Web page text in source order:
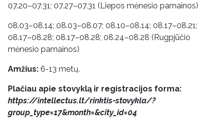
07.20–07.31; 07.27–07.31 (Liepos mėnesio pamainos)
08.03–08.14; 08.03–08.07; 08.10–08.14; 08.17–08.21;
08.17–08.28; 08.17–08.28; 08.24–08.28 (Rugpjūčio
mėnesio pamainos)
Amžius: 6-13 metų.
Plačiau apie stovyklą ir registracijos forma:
https://intellectus.lt/rinktis-stovykla/?
group_type=17&month=&city_id=04